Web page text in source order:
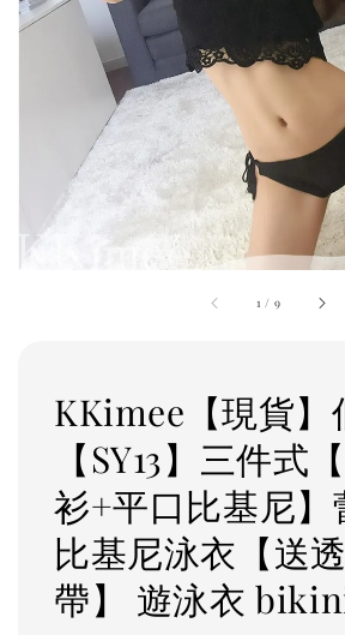
1 / 9
KKimee【現貨】
【SY13】三件式
衫+平口比基尼】
比基尼泳衣【送
帶】 遊泳衣